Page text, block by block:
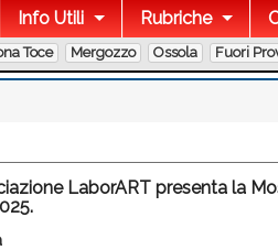
Info Utili Rubriche
Toce Mergozzo Ossola Fuori
LaborART presenta la